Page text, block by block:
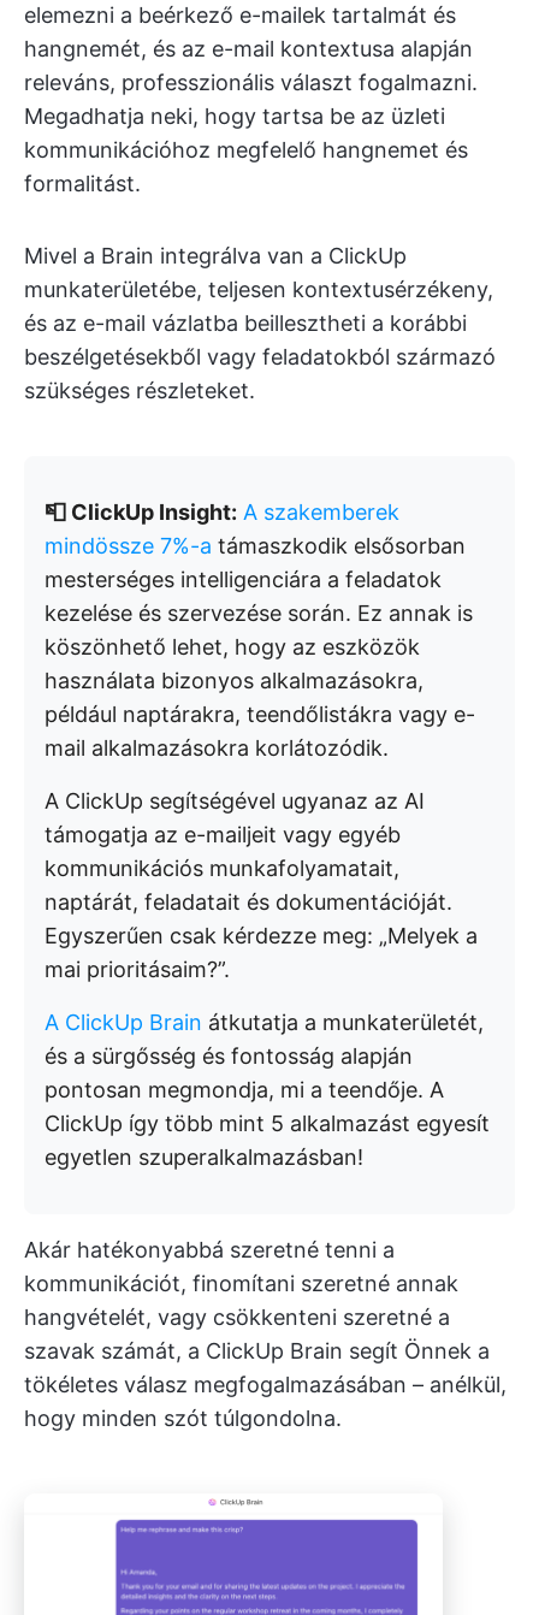
elemezni a beérkező e-mailek tartalmát és
hangnemét, és az e-mail kontextusa alapján
releváns, professzionális választ fogalmazni.
Megadhatja neki, hogy tartsa be az üzleti
kommunikációhoz megfelelő hangnemet és
formalitást.
Mivel a Brain integrálva van a ClickUp
munkaterületébe, teljesen kontextusérzékeny,
és az e-mail vázlatba beillesztheti a korábbi
beszélgetésekből vagy feladatokból származó
szükséges részleteket.
📮 ClickUp Insight: A szakemberek
mindössze 7%-a támaszkodik elsősorban
mesterséges intelligenciára a feladatok
kezelése és szervezése során. Ez annak is
köszönhető lehet, hogy az eszközök
használata bizonyos alkalmazásokra,
például naptárakra, teendőlistákra vagy e-
mail alkalmazásokra korlátozódik.
A ClickUp segítségével ugyanaz az AI
támogatja az e-mailjeit vagy egyéb
kommunikációs munkafolyamatait,
naptárát, feladatait és dokumentációját.
Egyszerűen csak kérdezze meg: „Melyek a
mai prioritásaim?”.
A ClickUp Brain átkutatja a munkaterületét,
és a sürgősség és fontosság alapján
pontosan megmondja, mi a teendője. A
ClickUp így több mint 5 alkalmazást egyesít
egyetlen szuperalkalmazásban!
Akár hatékonyabbá szeretné tenni a
kommunikációt, finomítani szeretné annak
hangvételét, vagy csökkenteni szeretné a
szavak számát, a ClickUp Brain segít Önnek a
tökéletes válasz megfogalmazásában – anélkül,
hogy minden szót túlgondolna.